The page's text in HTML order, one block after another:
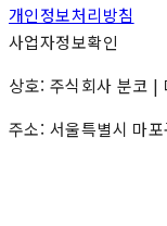
개인정보처리방침
사업자정보확인
상호: 주식회사 분코
주소: 서울특별시 마